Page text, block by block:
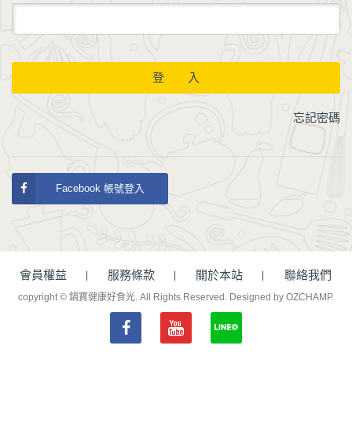
登 入
忘記密碼
Facebook 帳號登入
會員權益 服務條款 關於本站 聯絡我們
copyright © 鍋寶健康好食光. All Rights Reserved. Designed by OZCHAMP.